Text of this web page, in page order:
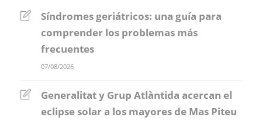
Síndromes geriátricos: una guía para
comprender los problemas más
frecuentes
07/08/2026
Generalitat y Grup Atlàntida acercan el
eclipse solar a los mayores de Mas Piteu